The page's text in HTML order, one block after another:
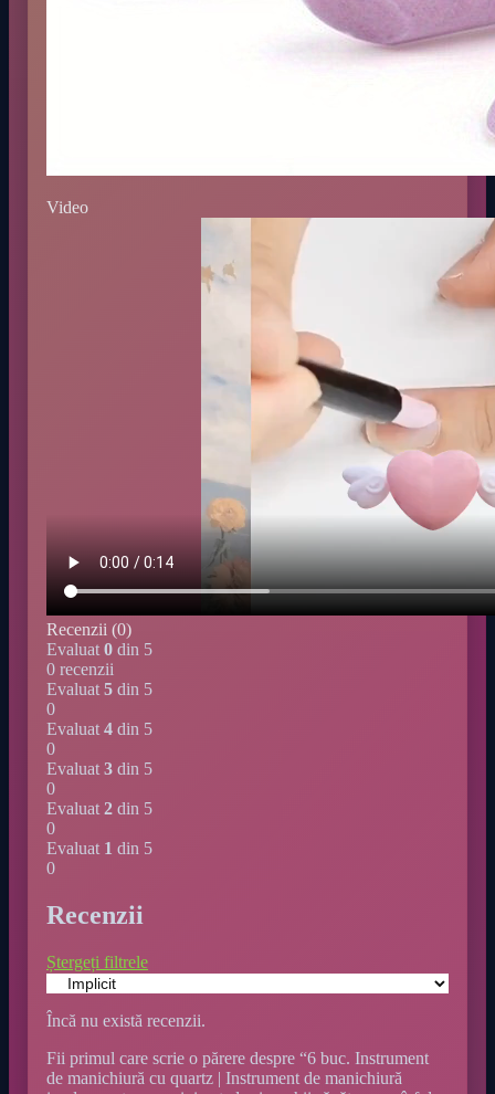
Video
Recenzii (0)
Evaluat 0 din 5
0 recenzii
Evaluat 5 din 5
0
Evaluat 4 din 5
0
Evaluat 3 din 5
0
Evaluat 2 din 5
0
Evaluat 1 din 5
0
Recenzii
Ștergeți filtrele
Încă nu există recenzii.
Fii primul care scrie o părere despre “6 buc. Instrument
de manichiură cu quartz | Instrument de manichiură